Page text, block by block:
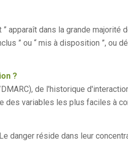
dans la grande majorité
” ou “ mis à disposition ”, ou
?
de l'historique
des variables les plus faciles à
danger réside dans leur